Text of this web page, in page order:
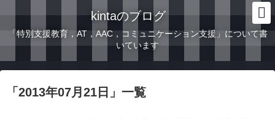
kintaのブログ
「特別支援教育，AT，AAC，コミュニケーション支援」について書
いています
「 2013年07月21日 」 一覧